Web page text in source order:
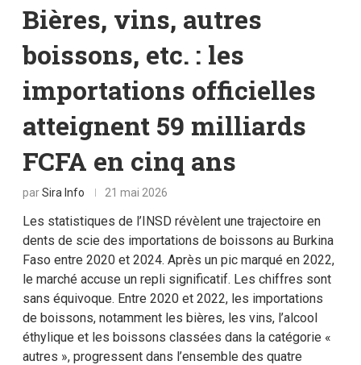
Bières, vins, autres
boissons, etc. : les
importations officielles
atteignent 59 milliards
FCFA en cinq ans
parSira Info 21 mai 2026
Les statistiques de l’INSD révèlent une trajectoire en
dents de scie des importations de boissons au Burkina
Faso entre 2020 et 2024. Après un pic marqué en 2022,
le marché accuse un repli significatif. Les chiffres sont
sans équivoque. Entre 2020 et 2022, les importations
de boissons, notamment les bières, les vins, l’alcool
éthylique et les boissons classées dans la catégorie «
autres », progressent dans l’ensemble des quatre